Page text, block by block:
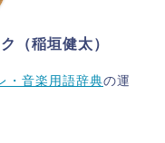
（稲垣健太）
・音楽用語辞典の運